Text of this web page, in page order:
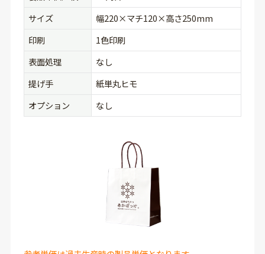
サイズ
幅220×マチ120×高さ250mm
印刷
1色印刷
表面処理
なし
提げ手
紙単丸ヒモ
オプション
なし